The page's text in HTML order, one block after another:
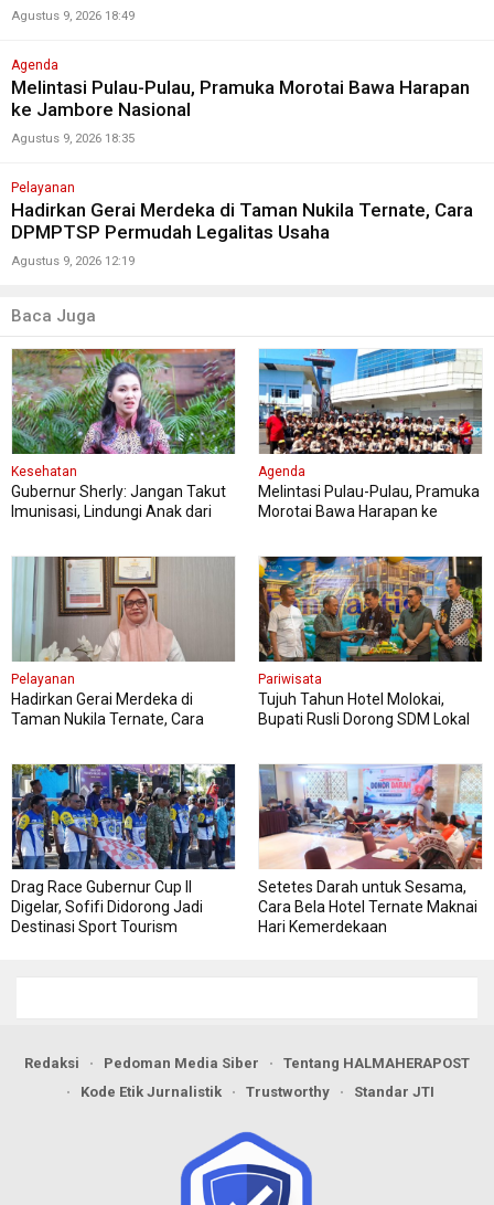
Agustus 9, 2026 18:49
Agenda
Melintasi Pulau-Pulau, Pramuka Morotai Bawa Harapan
ke Jambore Nasional
Agustus 9, 2026 18:35
Pelayanan
Hadirkan Gerai Merdeka di Taman Nukila Ternate, Cara
DPMPTSP Permudah Legalitas Usaha
Agustus 9, 2026 12:19
Baca Juga
Kesehatan
Gubernur Sherly: Jangan Takut
Imunisasi, Lindungi Anak dari
Agenda
Melintasi Pulau-Pulau, Pramuka
Morotai Bawa Harapan ke
Pelayanan
Hadirkan Gerai Merdeka di
Taman Nukila Ternate, Cara
Pariwisata
Tujuh Tahun Hotel Molokai,
Bupati Rusli Dorong SDM Lokal
Drag Race Gubernur Cup II
Digelar, Sofifi Didorong Jadi
Destinasi Sport Tourism
Setetes Darah untuk Sesama,
Cara Bela Hotel Ternate Maknai
Hari Kemerdekaan
Redaksi Pedoman Media Siber
Tentang HALMAHERAPOST
Kode Etik Jurnalistik
Trustworthy Standar JTI